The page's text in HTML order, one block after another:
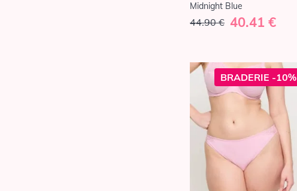
Midnight Blue
44.90 € 40.41 €
BRADERIE -10%